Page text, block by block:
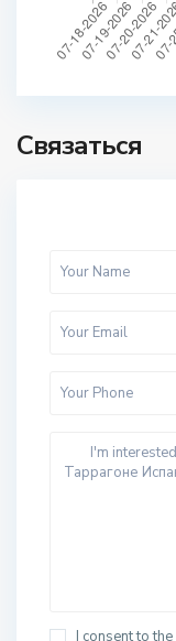
Связаться
I consent to the